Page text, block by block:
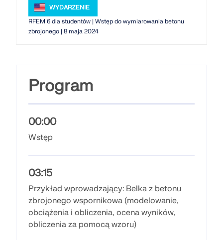
aerodynamicznych
Więcej informacji
Dlubal API
Twoje drzwi do modelowania parametrycznego i
automatyzacji
Odkryj API
SKONTAKTUJ SIĘ Z DZIAŁEM POMOCY
TECHNICZNEJ
ekspertów przez cały okres studiów.
UZYSKAJ BEZPŁATNĄ LICENCJĘ
SKONTAKTUJ SIĘ Z WSPARCIEM TECHNICZNYM
SPRAWDŹ OFERTY PRACY
WYDARZENIE
RFEM 6 dla studentów | Wstęp do wymiarowania betonu
zbrojonego | 8 maja 2024
Program
00:00
Wstęp
03:15
Przykład wprowadzający: Belka z betonu
zbrojonego wspornikowa (modelowanie,
obciążenia i obliczenia, ocena wyników,
obliczenia za pomocą wzoru)